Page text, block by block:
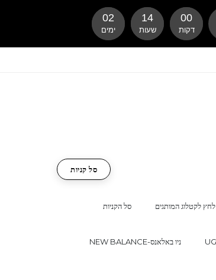
סל הקניות לחץ לקטלוג המותגים
NEW BALANCE-ניו באלאנס
סל קניות
02
ימים
14
שעות
00
דקות